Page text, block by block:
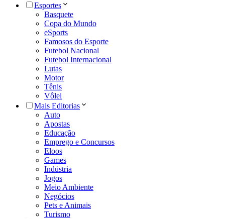
Esportes
Basquete
Copa do Mundo
eSports
Famosos do Esporte
Futebol Nacional
Futebol Internacional
Lutas
Motor
Tênis
Vôlei
Mais Editorias
Auto
Apostas
Educação
Emprego e Concursos
Eloos
Games
Indústria
Jogos
Meio Ambiente
Negócios
Pets e Animais
Turismo